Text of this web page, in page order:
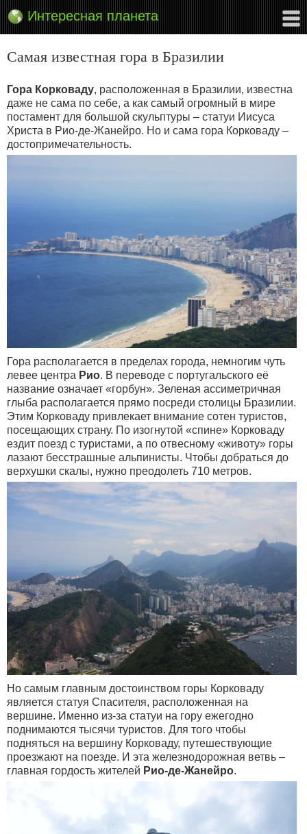
Интересная планета
Самая известная гора в Бразилии
Гора Корковаду, расположенная в Бразилии, известна
даже не сама по себе, а как самый огромный в мире
постамент для большой скульптуры – статуи Иисуса
Христа в Рио-де-Жанейро. Но и сама гора Корковаду –
достопримечательность.
Гора располагается в пределах города, немногим чуть
левее центра Рио. В переводе с португальского её
название означает «горбун». Зеленая ассиметричная
глыба располагается прямо посреди столицы Бразилии.
Этим Корковаду привлекает внимание сотен туристов,
посещающих страну. По изогнутой «спине» Корковаду
ездит поезд с туристами, а по отвесному «животу» горы
лазают бесстрашные альпинисты. Чтобы добраться до
верхушки скалы, нужно преодолеть 710 метров.
Но самым главным достоинством горы Корковаду
является статуя Спасителя, расположенная на
вершине. Именно из-за статуи на гору ежегодно
поднимаются тысячи туристов. Для того чтобы
подняться на вершину Корковаду, путешествующие
проезжают на поезде. И эта железнодорожная ветвь –
главная гордость жителей Рио-де-Жанейро.